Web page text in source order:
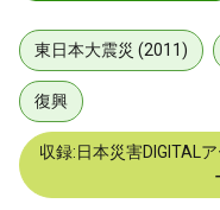
東日本大震災 (2011)
復興
収録:日本災害DIGITAL